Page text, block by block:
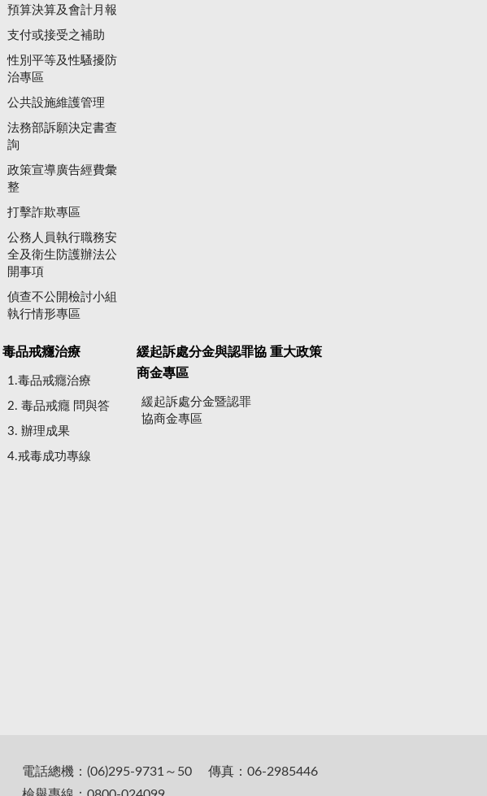
預算決算及會計月報
支付或接受之補助
性別平等及性騷擾防
治專區
公共設施維護管理
法務部訴願決定書查
詢
政策宣導廣告經費彙
整
打擊詐欺專區
公務人員執行職務安
全及衛生防護辦法公
開事項
偵查不公開檢討小組
執行情形專區
毒品戒癮治療
1.毒品戒癮治療
2. 毒品戒癮 問與答
3. 辦理成果
4.戒毒成功專線
緩起訴處分金與認罪協
商金專區
緩起訴處分金暨認罪
協商金專區
重大政策
電話總機：(06)295-9731～50 傳真：06-2985446